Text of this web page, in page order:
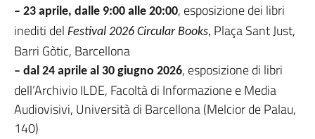
– 23 aprile, dalle 9:00 alle 20:00, esposizione dei libri
inediti del Festival 2026 Circular Books, Plaça Sant Just,
Barri Gòtic, Barcellona
– dal 24 aprile al 30 giugno 2026, esposizione di libri
dell’Archivio ILDE, Facoltà di Informazione e Media
Audiovisivi, Università di Barcellona (Melcior de Palau,
140)